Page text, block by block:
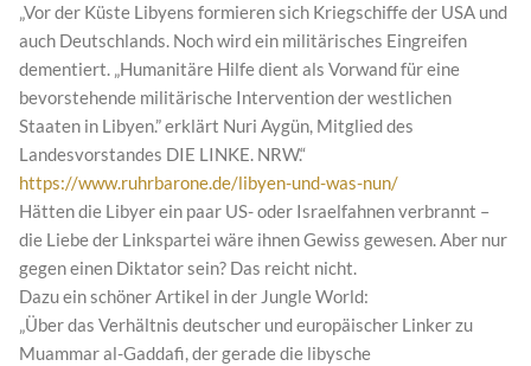
„Vor der Küste Libyens formieren sich Kriegschiffe der USA und
auch Deutschlands. Noch wird ein militärisches Eingreifen
dementiert. „Humanitäre Hilfe dient als Vorwand für eine
bevorstehende militärische Intervention der westlichen
Staaten in Libyen.” erklärt Nuri Aygün, Mitglied des
Landesvorstandes DIE LINKE. NRW.“
https://www.ruhrbarone.de/libyen-und-was-nun/
Hätten die Libyer ein paar US- oder Israelfahnen verbrannt –
die Liebe der Linkspartei wäre ihnen Gewiss gewesen. Aber nur
gegen einen Diktator sein? Das reicht nicht.
Dazu ein schöner Artikel in der Jungle World:
„Über das Verhältnis deutscher und europäischer Linker zu
Muammar al-Gaddafi, der gerade die libysche